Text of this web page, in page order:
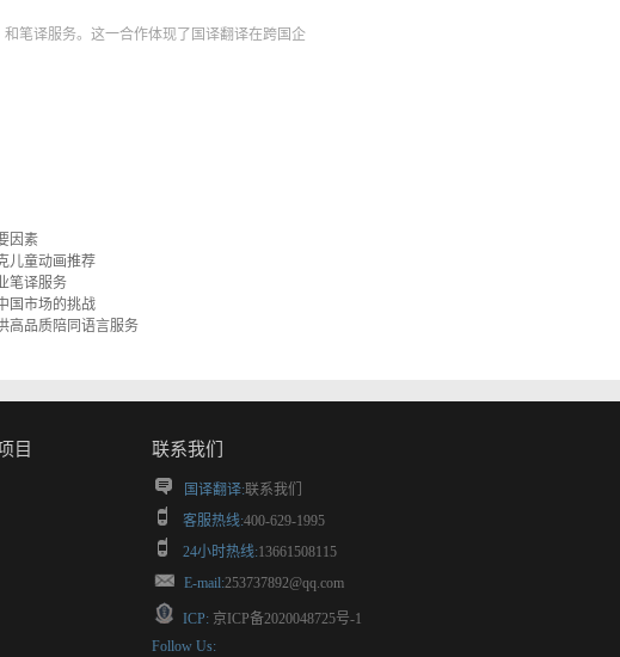
笔译服务。这一合作体现了国译翻译在跨国企
因素
儿童动画推荐
笔译服务
国市场的挑战
高品质陪同语言服务
目 联系我们
国译翻译:联系我们
客服热线:400-629-1995
24小时热线:13661508115
E-mail:253737892@qq.com
ICP: 京ICP备2020048725号-1
Follow Us: